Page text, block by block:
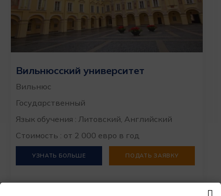
Вильнюсский университет
Вильнюс
Государственный
Язык обучения : Литовский, Английский
Стоимость : от 2 000 евро в год
УЗНАТЬ БОЛЬШЕ ПОДАТЬ ЗАЯВКУ